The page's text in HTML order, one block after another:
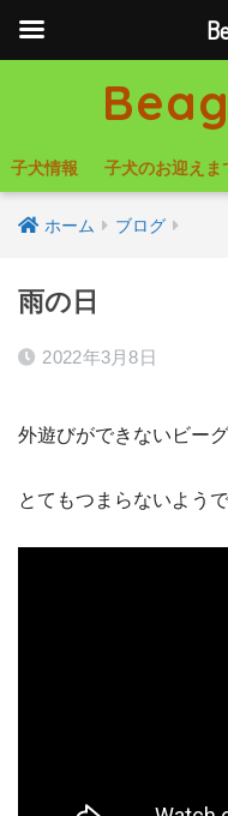
子犬情報 子犬のお迎えま
ホーム ブログ
雨の日
2022年3月8日
外遊びができないビー
とてもつまらないよう